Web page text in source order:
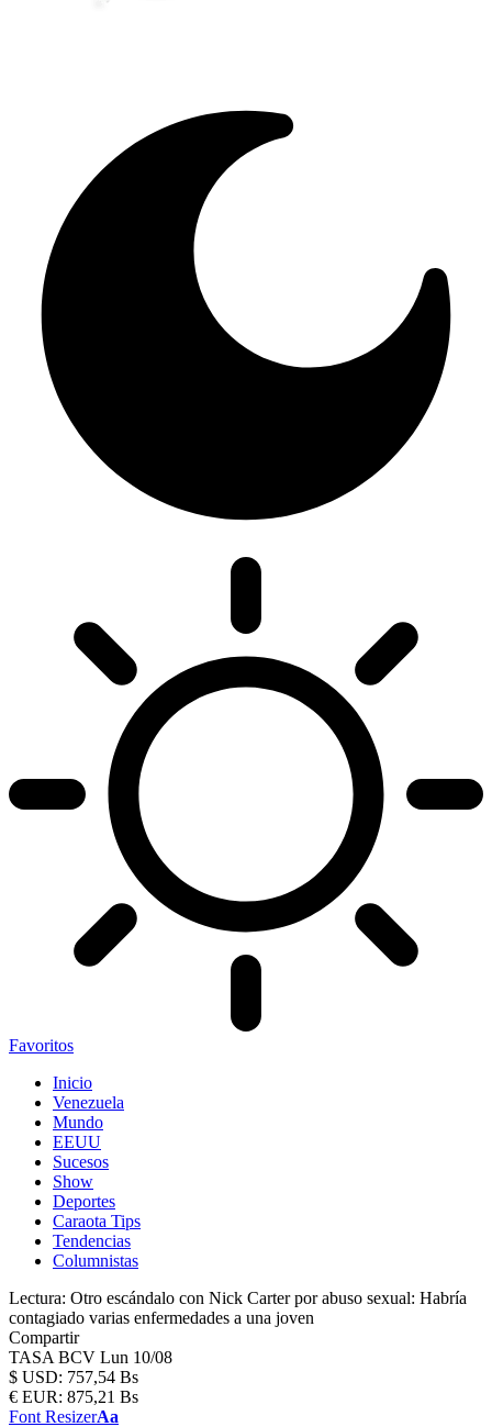
Favoritos
Inicio
Venezuela
Mundo
EEUU
Sucesos
Show
Deportes
Caraota Tips
Tendencias
Columnistas
Lectura: Otro escándalo con Nick Carter por abuso sexual: Habría
contagiado varias enfermedades a una joven
Compartir
TASA BCV Lun 10/08
$ USD: 757,54 Bs
€ EUR: 875,21 Bs
Font ResizerAa